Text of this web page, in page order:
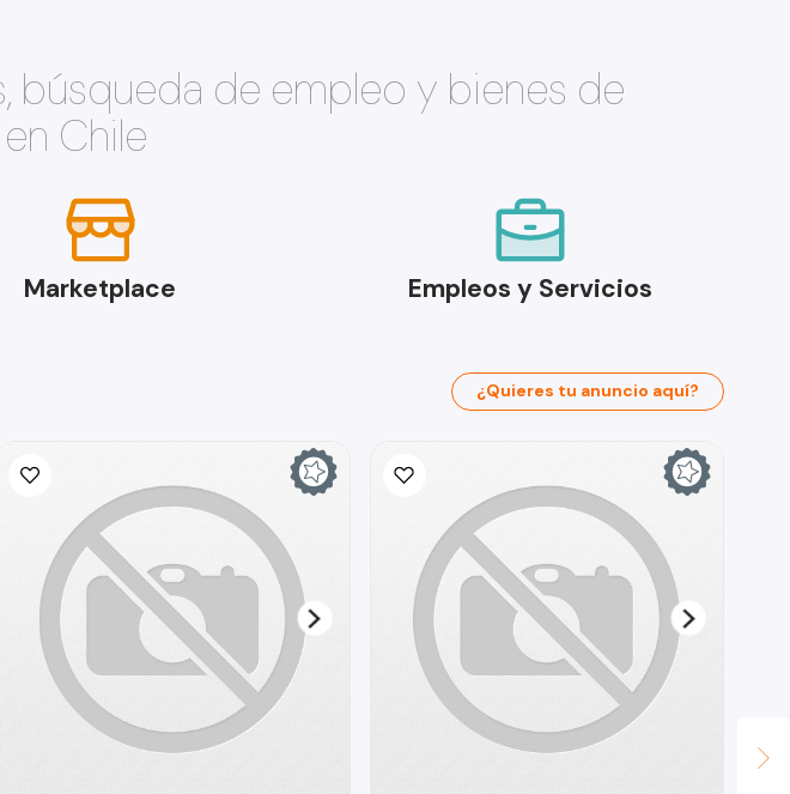
búsqueda de empleo y bienes de
Chile
Marketplace Empleos y Servicios
¿Quieres tu anuncio aquí?